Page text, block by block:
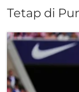
Tetap di